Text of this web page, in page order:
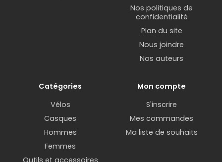
Nos politiques de
confidentialité
Plan du site
Nous joindre
Nos auteurs
Catégories
Vélos
Casques
Hommes
Femmes
Mon compte
S'inscrire
Mes commandes
Ma liste de souhaits